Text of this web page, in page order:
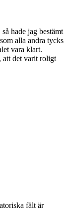
hade jag bestämt
alla andra tycks
vara klart.
att det varit roligt
fält är